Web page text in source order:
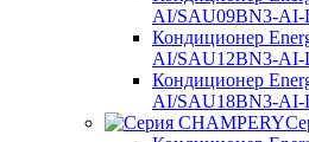
AI/SAU09BN3-AI-
Кондиционер
AI/SAU12BN3-AI-
Кондиционер
AI/SAU18BN3-AI-